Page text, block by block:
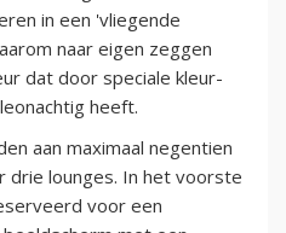
in een 'vliegende
naar eigen zeggen
dat door speciale kleur-
heeft.
aan maximaal negentien
drie lounges. In het voorste
voor een